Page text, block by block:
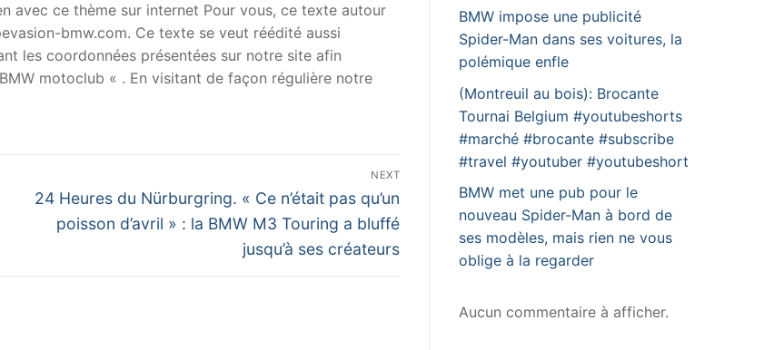
avec ce thème sur internet Pour vous, ce texte autour
bmw.com. Ce texte se veut réédité aussi
les coordonnées présentées sur notre site afin
motoclub « . En visitant de façon régulière notre
NEXT
Next
post:
24 Heures du Nürburgring. « Ce n’était pas qu’un
poisson d’avril » : la BMW M3 Touring a bluffé
jusqu’à ses créateurs
BMW impose une publicité
Spider-Man dans ses voitures, la
polémique enfle
(Montreuil au bois): Brocante
Tournai Belgium #youtubeshorts
#marché #brocante #subscribe
#travel #youtuber #youtubeshort
BMW met une pub pour le
nouveau Spider-Man à bord de
ses modèles, mais rien ne vous
oblige à la regarder
Aucun commentaire à afficher.